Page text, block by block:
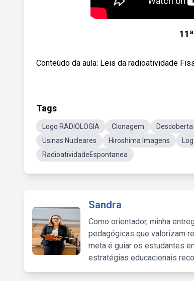
Conteúdo da aula: Leis da radioatividade
Tags
Logo RADIOLOGIA Clonagem Descoberta
Usinas Nucleares
Hiroshima Imagens
RadioatividadeEspontanea
Sandra
Como orientador, minha
pedagógicas que valorizam
meta é guiar os estudantes
estratégias educacionais